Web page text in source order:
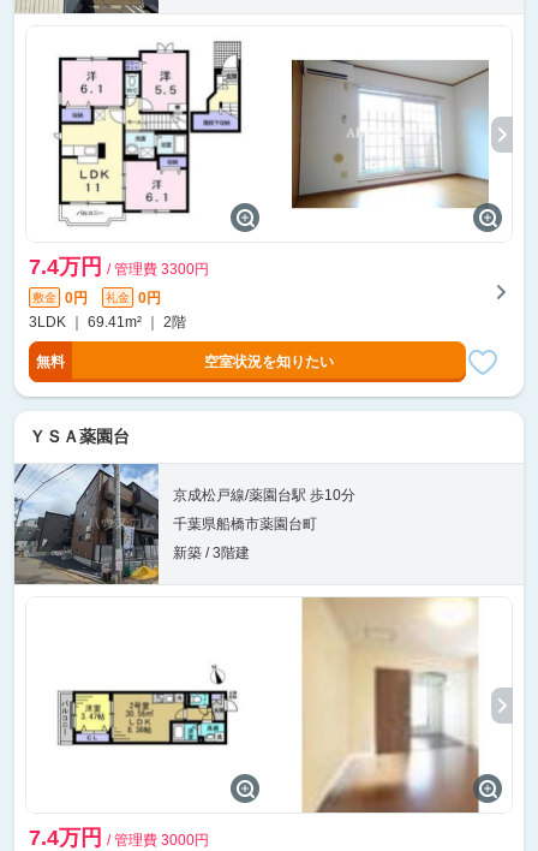
7.4万円 / 管理費 3300円
敷金 0円 礼金
0円
3LDK ｜ 69.41m² ｜ 2階
無料 空室状況を知りたい
ＹＳＡ薬園台
京成松戸線/薬園台駅 歩10分
千葉県船橋市薬園台町
新築 / 3階建
7.4万円 / 管理費 3000円